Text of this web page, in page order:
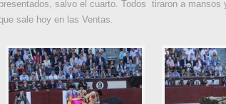
presentados, salvo el cuarto. Todos tiraron a
sale hoy en las Ventas.